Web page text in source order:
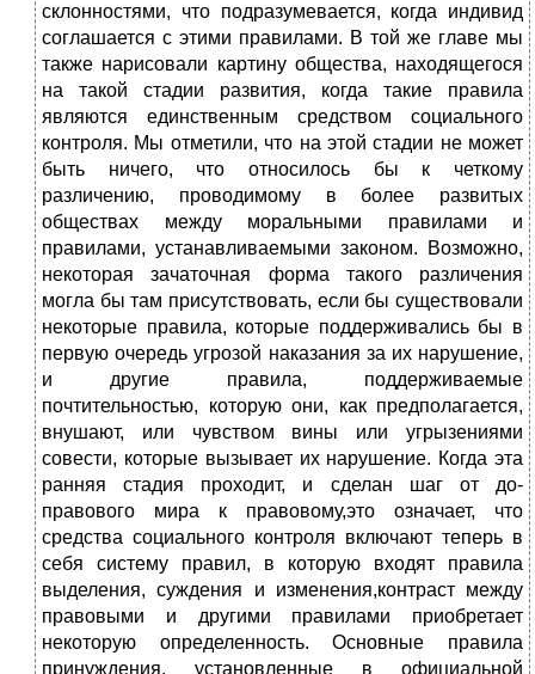
склонностями, что подразумевается, когда индивид
соглашается с этими правилами. В той же главе мы
также нарисовали картину общества, находящегося
на такой стадии развития, когда такие правила
являются единственным средством социального
контроля. Мы отметили, что на этой стадии не может
быть ничего, что относилось бы к четкому
различению, проводимому в более развитых
обществах между моральными правилами и
правилами, устанавливаемыми законом. Возможно,
некоторая зачаточная форма такого различения
могла бы там присутствовать, если бы существовали
некоторые правила, которые поддерживались бы в
первую очередь угрозой наказания за их нарушение,
и другие правила, поддерживаемые
почтительностью, которую они, как предполагается,
внушают, или чувством вины или угрызениями
совести, которые вызывает их нарушение. Когда эта
ранняя стадия проходит, и сделан шаг от до-
правового мира к правовому,это означает, что
средства социального контроля включают теперь в
себя систему правил, в которую входят правила
выделения, суждения и изменения,контраст между
правовыми и другими правилами приобретает
некоторую определенность. Основные правила
принуждения, установленные в официальной